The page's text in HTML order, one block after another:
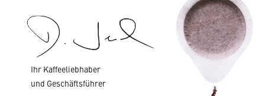
Ihr Kaffeeliebhaber
und Geschäftsführer